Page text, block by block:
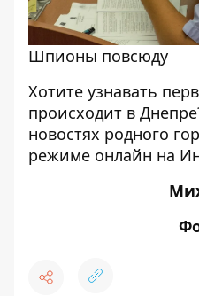
Шпионы повсюду
Хотите узнавать
происходит в
новостях родного
режиме онлайн на